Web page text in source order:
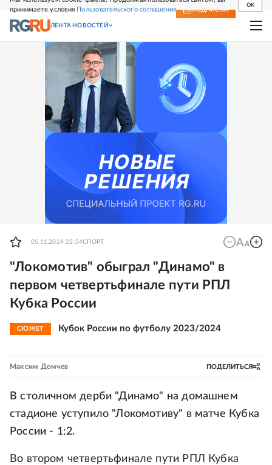
принимаете условия Пользовательского соглашения
OK
СВЕЖИЙ НОМЕР ПОДПИСКА
ЛЕНТА НОВОСТЕЙ
05.11.2024 22:54СПОРТ
"Локомотив" обыграл "Динамо" в
первом четвертьфинале пути РПЛ
Кубка России
СЮЖЕТ Кубок России по футболу 2023/2024
Максим Домчев ПОДЕЛИТЬСЯ
В столичном дерби "Динамо" на домашнем
стадионе уступило "Локомотиву" в матче Кубка
России - 1:2.
Во втором четвертьфинале пути РПЛ Кубка